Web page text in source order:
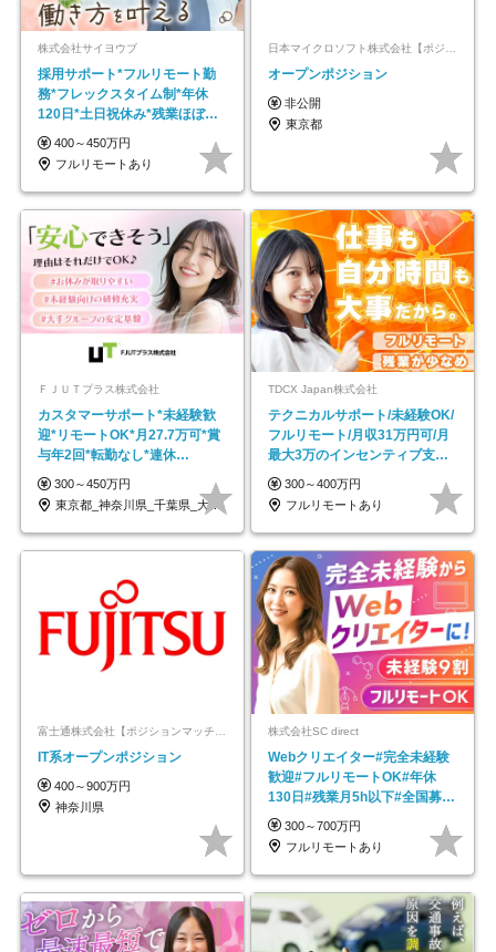
株式会社サイヨウブ
採用サポート*フルリモート勤
務*フレックスタイム制*年休
120日*土日祝休み*残業ほぼな
し*育児中社員8割以上
400～450万円
フルリモートあり
オープンポジション
非公開
東京都
ＦＪＵＴプラス株式会社
カスタマーサポート*未経験歓
迎*リモートOK*月27.7万可*賞
与年2回*転勤なし*連休
OK/ZE010232
300～450万円
東京都_神奈川県_千葉県_大阪府_愛知県…
TDCX Japan株式会社
テクニカルサポート/未経験OK/
フルリモート/月収31万円可/月
最大3万のインセンティブ支給/
平均年齢33歳
300～400万円
フルリモートあり
IT系オープンポジション
400～900万円
神奈川県
株式会社SC direct
Webクリエイター#完全未経験
歓迎#フルリモートOK#年休
130日#残業月5h以下#全国募集
#最大1年の研修
300～700万円
フルリモートあり